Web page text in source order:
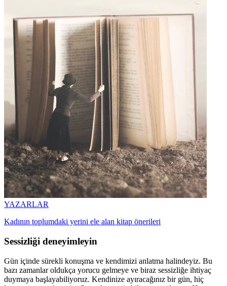
YAZARLAR
Kadının toplumdaki yerini ele alan kitap önerileri
Sessizliği deneyimleyin
Gün içinde sürekli konuşma ve kendimizi anlatma halindeyiz. Bu
bazı zamanlar oldukça yorucu gelmeye ve biraz sessizliğe ihtiyaç
duymaya başlayabiliyoruz. Kendinize ayıracağınız bir gün, hiç